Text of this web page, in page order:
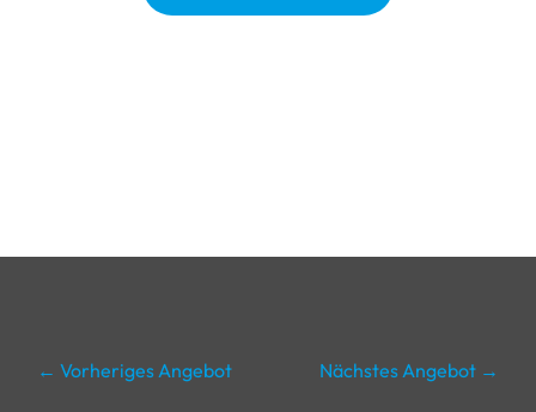
←Vorheriges Angebot Nächstes Angebot→